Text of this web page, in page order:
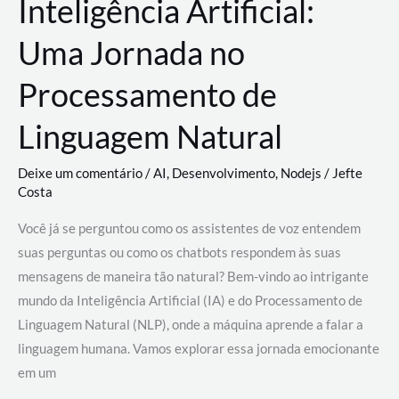
Inteligência Artificial:
Uma Jornada no
Processamento de
Linguagem Natural
Deixe um comentário/AI, Desenvolvimento, Nodejs / Jefte
Costa
Você já se perguntou como os assistentes de voz entendem
suas perguntas ou como os chatbots respondem às suas
mensagens de maneira tão natural? Bem-vindo ao intrigante
mundo da Inteligência Artificial (IA) e do Processamento de
Linguagem Natural (NLP), onde a máquina aprende a falar a
linguagem humana. Vamos explorar essa jornada emocionante
em um